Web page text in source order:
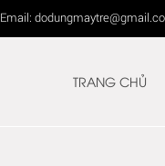
Email:
TRANG CHỦ